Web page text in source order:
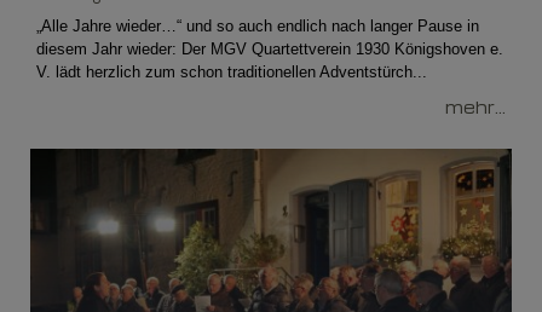
„Alle Jahre wieder…“ und so auch endlich nach langer Pause in
diesem Jahr wieder: Der MGV Quartettverein 1930 Königshoven e.
V. lädt herzlich zum schon traditionellen Adventstürch...
mehr...